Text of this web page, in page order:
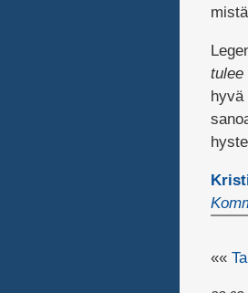
tulee
hyvä
««